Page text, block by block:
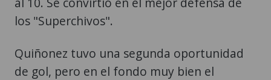
los "Superchivos".
Quiñonez tuvo una segunda oportunidad
de gol, pero en el fondo muy bien el